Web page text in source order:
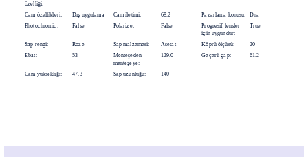
özelliği:
Cam özellikleri: Dış uygulama Cam iletimi: 68.2 Pazarlama konusu:
Dna
Photochromic:
False Polarize: False
Progresif lensler
için uygundur:
True
Sap rengi: Roze Sap malzemesi: Asetat Köprü ölçüsü:
20
Ebat:
53
Menteşeden
menteşeye:
129.0 Geçerli çap: 61.2
Cam yüksekliği: 47.3 Sap uzunluğu: 140